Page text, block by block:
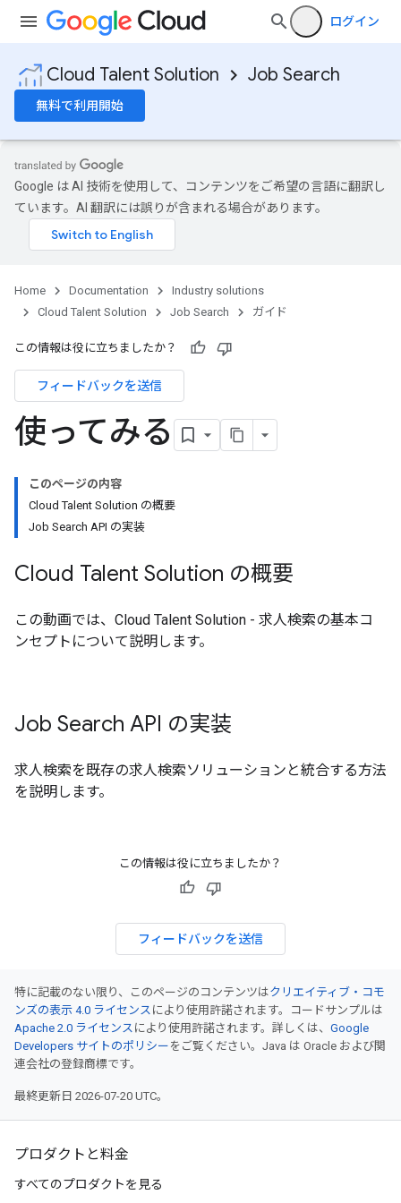
ログイン
Cloud Talent Solution Job Search
無料で利用開始
Google は AI 技術を使用して、コンテンツをご希望の言語に翻訳し
ています。AI 翻訳には誤りが含まれる場合があります。
Home Documentation
Industry solutions
Cloud Talent Solution
Job Search ガイド
この情報は役に立ちましたか？
フィードバックを送信
使ってみる
このページの内容
Cloud Talent Solution の概要
Job Search API の実装
Cloud Talent Solution の概要
この動画では、Cloud Talent Solution - 求人検索の基本コ
ンセプトについて説明します。
Job Search API の実装
求人検索を既存の求人検索ソリューションと統合する方法
を説明します。
この情報は役に立ちましたか？
フィードバックを送信
特に記載のない限り、このページのコンテンツはクリエイティブ・コモ
ンズの表示 4.0 ライセンス により使用許諾されます。コードサンプルは
Apache 2.0 ライセンス により使用許諾されます。詳しくは、 Google
Developers サイトのポリシー をご覧ください。Java は Oracle および関
連会社の登録商標です。
最終更新日 2026-07-20 UTC。
プロダクトと料金
すべてのプロダクトを見る